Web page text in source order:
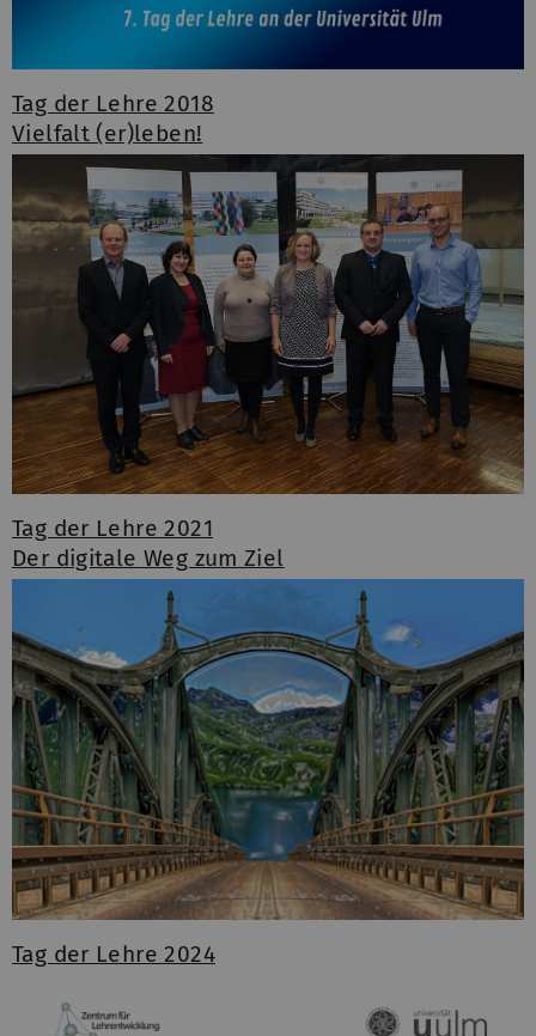
Tag der Lehre 2018
Vielfalt (er)leben!
Tag der Lehre 2021
Der digitale Weg zum Ziel
Tag der Lehre 2024